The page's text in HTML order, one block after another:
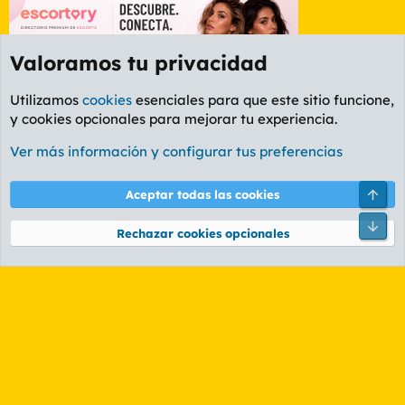
Foro General
Cookies
PL OLDSTYLE AMARILLO
Términos y reglas Política de privacidad Ayuda
Community platform by XenForo® © 2010-2026 XenForo Ltd.
Valoramos tu privacidad
Utilizamos cookies esenciales para que este sitio funcione,
y cookies opcionales para mejorar tu experiencia.
Ver más información y configurar tus preferencias
Aceptar todas las cookies
Rechazar cookies opcionales
Pie